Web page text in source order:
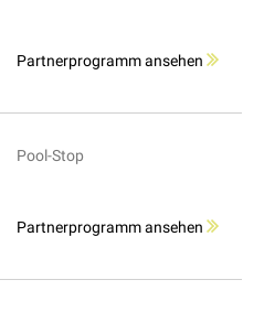
Partnerprogramm ansehen
Pool-Stop
Partnerprogramm ansehen